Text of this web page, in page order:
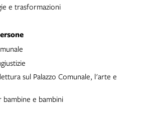
e trasformazioni
sul Palazzo Comunale, l'arte e
bambine e bambini